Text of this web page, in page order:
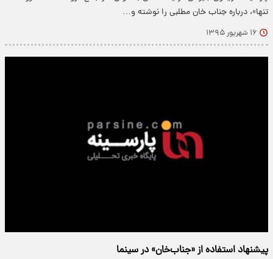
تنها»، درباره جناب خان مطلبی را نوشته و…
۱۶ شهریور ۱۳۹۵
پیشنهاد استفاده از «جناب‌خان» در سینما